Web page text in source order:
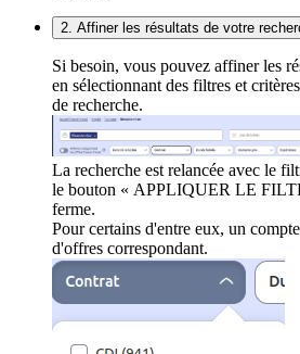
2. Affiner les résultats de votre
Si besoin, vous pouvez affiner les
en sélectionnant des filtres et
de recherche.
La recherche est relancée avec le
le bouton « APPLIQUER LE
ferme.
Pour certains d'entre eux, un
d'offres correspondant.